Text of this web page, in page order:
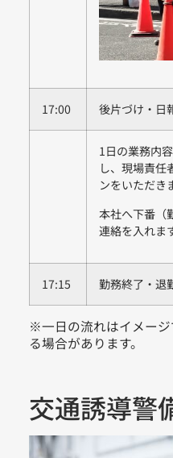
17:00 後片づけ・日
1日の業務内
し、現場責任
ンをいただき
本社へ下番（
連絡を入れま
17:15 勤務終了・退
※一日の流れはイメー
る場合があります。
交通誘導警